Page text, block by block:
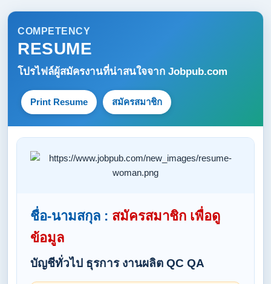
COMPETENCY
RESUME
โปรไฟล์ผู้สมัครงานที่น่าสนใจจาก Jobpub.com
Print Resume สมัครสมาชิก
ชื่อ-นามสกุล : สมัครสมาชิก เพื่อดู
ข้อมูล
บัญชีทั่วไป ธุรการ งานผลิต QC QA